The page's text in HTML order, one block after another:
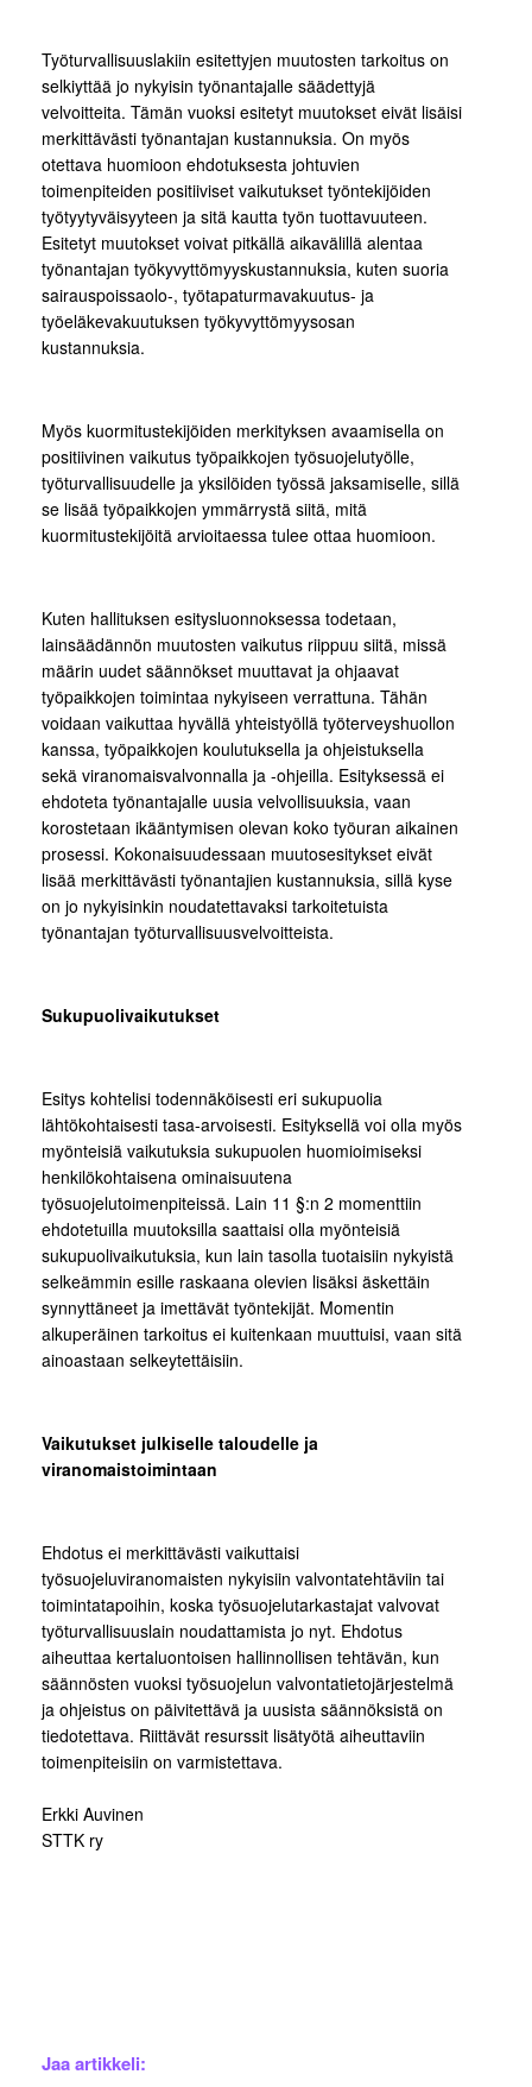
Työturvallisuuslakiin esitettyjen muutosten tarkoitus on
selkiyttää jo nykyisin työnantajalle säädettyjä
velvoitteita. Tämän vuoksi esitetyt muutokset eivät lisäisi
merkittävästi työnantajan kustannuksia. On myös
otettava huomioon ehdotuksesta johtuvien
toimenpiteiden positiiviset vaikutukset työntekijöiden
työtyytyväisyyteen ja sitä kautta työn tuottavuuteen.
Esitetyt muutokset voivat pitkällä aikavälillä alentaa
työnantajan työkyvyttömyyskustannuksia, kuten suoria
sairauspoissaolo-, työtapaturmavakuutus- ja
työeläkevakuutuksen työkyvyttömyysosan
kustannuksia.
Myös kuormitustekijöiden merkityksen avaamisella on
positiivinen vaikutus työpaikkojen työsuojelutyölle,
työturvallisuudelle ja yksilöiden työssä jaksamiselle, sillä
se lisää työpaikkojen ymmärrystä siitä, mitä
kuormitustekijöitä arvioitaessa tulee ottaa huomioon.
Kuten hallituksen esitysluonnoksessa todetaan,
lainsäädännön muutosten vaikutus riippuu siitä, missä
määrin uudet säännökset muuttavat ja ohjaavat
työpaikkojen toimintaa nykyiseen verrattuna. Tähän
voidaan vaikuttaa hyvällä yhteistyöllä työterveyshuollon
kanssa, työpaikkojen koulutuksella ja ohjeistuksella
sekä viranomaisvalvonnalla ja -ohjeilla. Esityksessä ei
ehdoteta työnantajalle uusia velvollisuuksia, vaan
korostetaan ikääntymisen olevan koko työuran aikainen
prosessi. Kokonaisuudessaan muutosesitykset eivät
lisää merkittävästi työnantajien kustannuksia, sillä kyse
on jo nykyisinkin noudatettavaksi tarkoitetuista
työnantajan työturvallisuusvelvoitteista.
Sukupuolivaikutukset
Esitys kohtelisi todennäköisesti eri sukupuolia
lähtökohtaisesti tasa-arvoisesti. Esityksellä voi olla myös
myönteisiä vaikutuksia sukupuolen huomioimiseksi
henkilökohtaisena ominaisuutena
työsuojelutoimenpiteissä. Lain 11 §:n 2 momenttiin
ehdotetuilla muutoksilla saattaisi olla myönteisiä
sukupuolivaikutuksia, kun lain tasolla tuotaisiin nykyistä
selkeämmin esille raskaana olevien lisäksi äskettäin
synnyttäneet ja imettävät työntekijät. Momentin
alkuperäinen tarkoitus ei kuitenkaan muuttuisi, vaan sitä
ainoastaan selkeytettäisiin.
Vaikutukset julkiselle taloudelle ja
viranomaistoimintaan
Ehdotus ei merkittävästi vaikuttaisi
työsuojeluviranomaisten nykyisiin valvontatehtäviin tai
toimintatapoihin, koska työsuojelutarkastajat valvovat
työturvallisuuslain noudattamista jo nyt. Ehdotus
aiheuttaa kertaluontoisen hallinnollisen tehtävän, kun
säännösten vuoksi työsuojelun valvontatietojärjestelmä
ja ohjeistus on päivitettävä ja uusista säännöksistä on
tiedotettava. Riittävät resurssit lisätyötä aiheuttaviin
toimenpiteisiin on varmistettava.
Erkki Auvinen
STTK ry
Jaa artikkeli: